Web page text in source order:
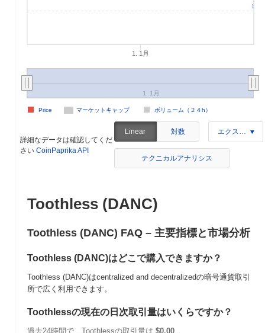
1. 1月
マーケットキャップ ボリューム（２４h）
Price
1. 1月
1
詳細なデータは確認してくだ
さい CoinPaprika API
Linear 対数 エクスポート
テクニカルアナリシス
Toothless (DANC)
Toothless (DANC) FAQ – 主要指標と市場分析
Toothless (DANC)はどこで購入できますか？
Toothless (DANC)はcentralized and decentralizedの暗号通貨取引
所で広く利用できます。
Toothlessの現在の日次取引量はいくらですか？
過去24時間で、Toothlessの取引量は $0.00 .